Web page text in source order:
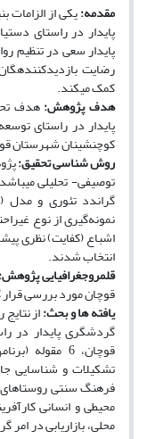
مقدمه:یکی از
پایدار در راستای
پایدار سعی در تنظیم
رضایت
کمک می­کند.
هدف پژوهش:هدف
کوچ­نشینان شهرستان
روش ­شناسی تحقیق:
توصیفی- تحلیلی
نمونه‌گیری از نوع
انتخاب شدند.
قلمروجغرافیایی پژوهش:
قوچان مورد بررسی
یافته­ ها و بحث:از
گردشگری پایدار در
قوچان، 6 مقوله (برنامه
تشکیلات و شناسایی
فرهنگ سنتی
محیطی و انسانی
محلی، بازاریابی در